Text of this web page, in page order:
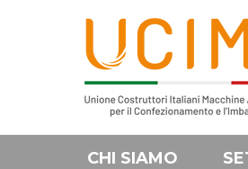
CHI SIAMO